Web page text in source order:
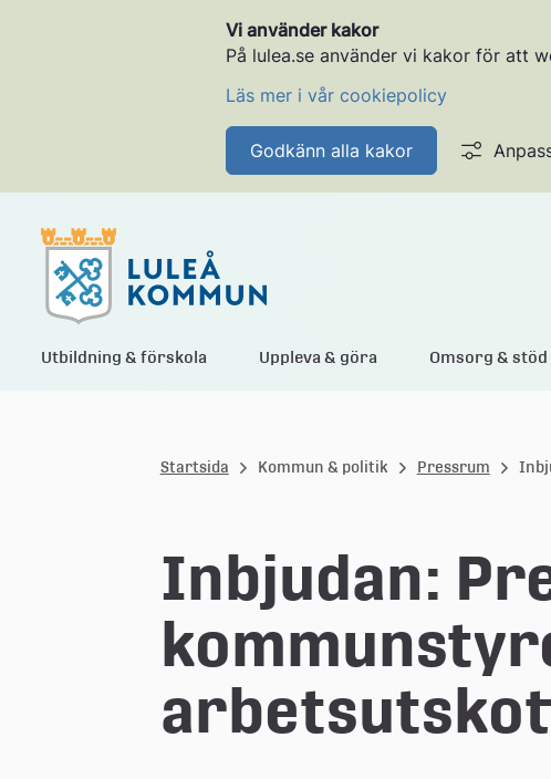
Vi använder kakor
På lulea.se använder vi kakor för att
Läs mer i vår cookiepolicy
Godkänn alla kakor
L
Utbildning & förskola Uppleva & göra Omsorg & stöd
Startsida Kommun & politik Pressrum
Inbjudan: